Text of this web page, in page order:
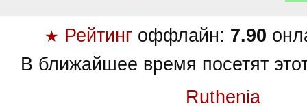
★ Рейтинг оффлайн: 7.90
В ближайшее время посетят
Ruthenia